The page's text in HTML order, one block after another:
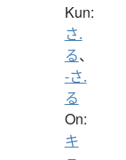
Kun:
さ.
る、
-さ.
る
On:
キ